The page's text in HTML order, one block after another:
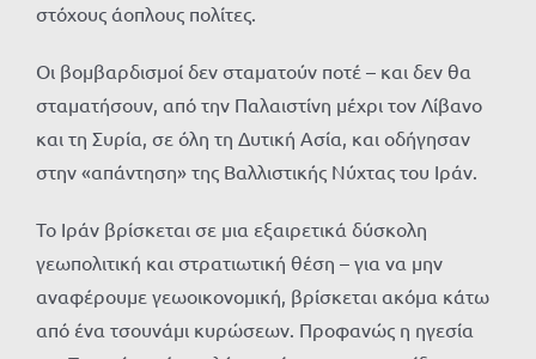
στόχους άοπλους πολίτες.
Οι βομβαρδισμοί δεν σταματούν ποτέ – και δεν θα
σταματήσουν, από την Παλαιστίνη μέχρι τον Λίβανο
και τη Συρία, σε όλη τη Δυτική Ασία, και οδήγησαν
στην «απάντηση» της Βαλλιστικής Νύχτας του Ιράν.
Το Ιράν βρίσκεται σε μια εξαιρετικά δύσκολη
γεωπολιτική και στρατιωτική θέση – για να μην
αναφέρουμε γεωοικονομική, βρίσκεται ακόμα κάτω
από ένα τσουνάμι κυρώσεων. Προφανώς η ηγεσία